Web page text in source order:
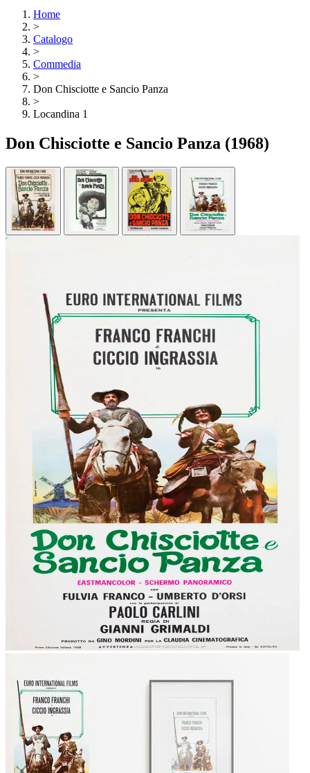
Home
>
Catalogo
>
Commedia
>
Don Chisciotte e Sancio Panza
>
Locandina 1
Don Chisciotte e Sancio Panza (1968)